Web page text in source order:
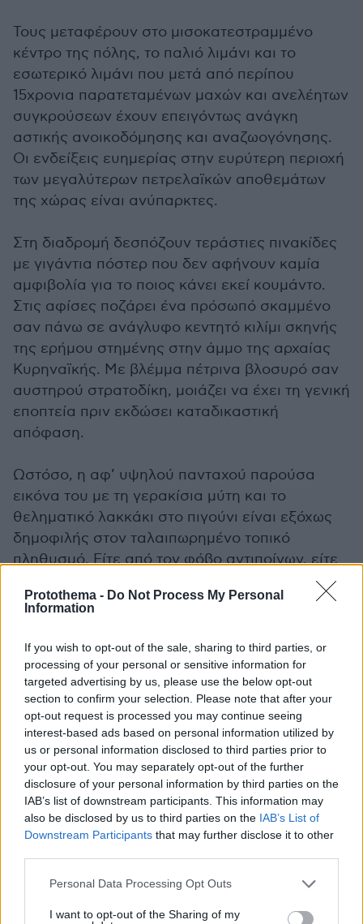
Protothema - Do Not Process My Personal
Information
If you wish to opt-out of the sale, sharing to third parties, or
processing of your personal or sensitive information for
targeted advertising by us, please use the below opt-out
section to confirm your selection. Please note that after your
opt-out request is processed you may continue seeing
interest-based ads based on personal information utilized by
us or personal information disclosed to third parties prior to
your opt-out. You may separately opt-out of the further
disclosure of your personal information by third parties on the
IAB’s list of downstream participants. This information may
also be disclosed by us to third parties on the IAB’s List of
Downstream Participants that may further disclose it to other
Please note that this website/app uses one or more Google
not limited to your visit or usage behaviour. You may click to
Personal Data Processing Opt Outs
I want to opt-out of the Sharing of my
Τους μεταφέρουν στο μισοκατεστραμμένο
κέντρο της πόλης, το παλιό λιμάνι και το
εσωτερικό λιμάνι που μετά από περίπου
15χρονια παρατεταμένων μαχών και ανελέητων
συγκρούσεων έχουν επειγόντως ανάγκη
αστικής ανοικοδόμησης και αναζωογόνησης.
Οι ενδείξεις ευημερίας στην ευρύτερη περιοχή
των μεγαλύτερων πετρελαϊκών αποθεμάτων
της χώρας είναι ανύπαρκτες.
Στη διαδρομή δεσπόζουν τεράστιες πινακίδες
με γιγάντια πόστερ που δεν αφήνουν καμία
αμφιβολία για το ποιος κάνει εκεί κουμάντο.
Στις αφίσες ποζάρει ένα πρόσωπό σκαμμένο
σαν πάνω σε ανάγλυφο κεντητό κιλίμι σκηνής
της ερήμου στημένης στην άμμο της αρχαίας
Κυρηναϊκής. Με βλέμμα πέτρινα βλοσυρό σαν
αυστηρού στρατοδίκη, μοιάζει να έχει τη γενική
εποπτεία πριν εκδώσει καταδικαστική
απόφαση.
Ωστόσο, η αφ’ υψηλού πανταχού παρούσα
εικόνα του με τη γερακίσια μύτη και το
θεληματικό λακκάκι στο πιγούνι είναι εξόχως
δημοφιλής στον ταλαιπωρημένο τοπικό
πληθυσμό. Είτε από τον φόβο αντιποίνων, είτε
από την ελπίδα σταθερότητας και τάξης σε ένα
άνομο περιβάλλον. Απολαμβάνει, άλλωστε, της
Αβακίρ, Μαγκάρμπα, Μπαρασά, Χάσα,
Ομπαϊντάτ και Ζιντάν. Οι ντόπιοι ιμάμηδες τον
μνημονεύουν στις προσευχές τους στους
μιναρέδες.